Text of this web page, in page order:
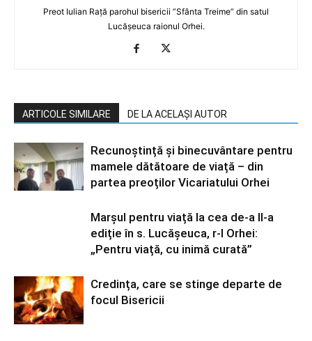
Preot Iulian Rață parohul bisericii ”Sfânta Treime” din satul
Lucășeuca raionul Orhei.
ARTICOLE SIMILARE DE LA ACELAȘI AUTOR
Recunoștință și binecuvântare pentru
mamele dătătoare de viață – din
partea preoților Vicariatului Orhei
Marșul pentru viață la cea de-a II-a
ediție în s. Lucășeuca, r-l Orhei:
„Pentru viață, cu inimă curată”
Credința, care se stinge departe de
focul Bisericii